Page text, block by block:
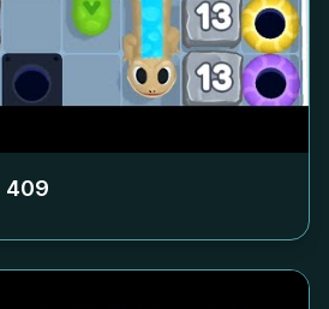
409